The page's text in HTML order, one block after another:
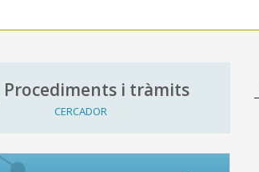
Procediments i tràmits
CERCADOR